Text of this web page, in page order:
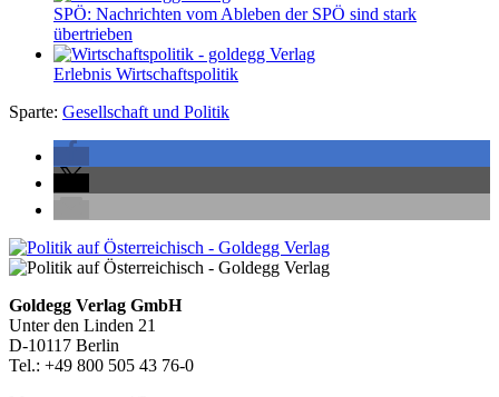
SPÖ: Nachrichten vom Ableben der SPÖ sind stark
übertrieben
Erlebnis Wirtschaftspolitik
Sparte: Gesellschaft und Politik
Seitenleiste
Footer-
Section
Goldegg Verlag GmbH
Unter den Linden 21
D-10117 Berlin
Tel.: +49 800 505 43 76-0